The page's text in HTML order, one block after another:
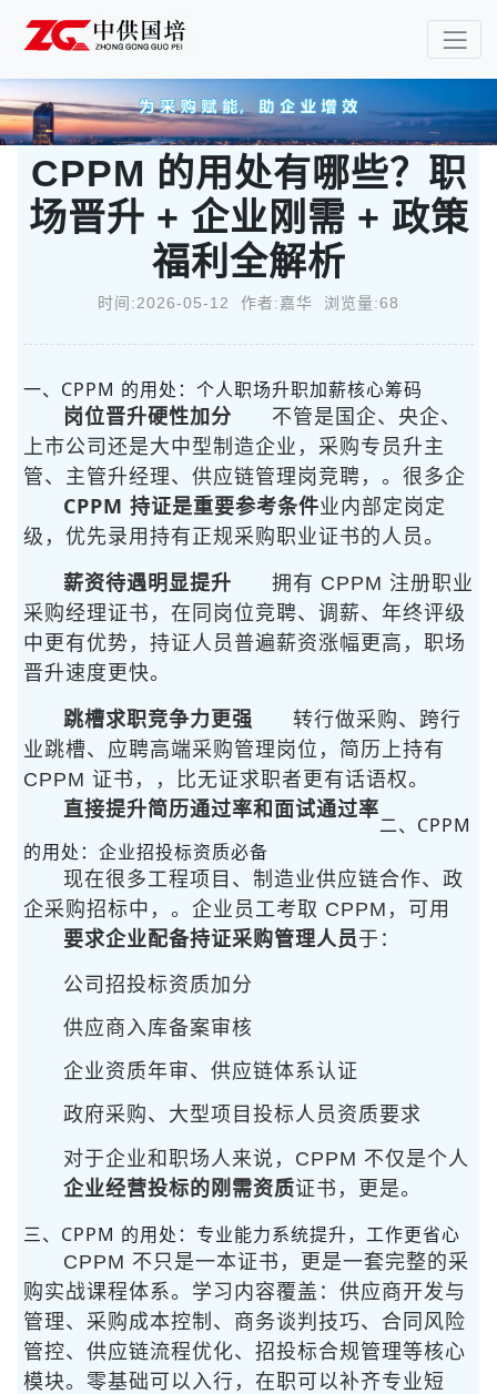
CPPM 的用处有哪些？职
场晋升 + 企业刚需 + 政策
福利全解析
时间:2026-05-12 作者:嘉华 浏览量:68
一、CPPM 的用处：个人职场升职加薪核心筹码
岗位晋升硬性加分
不管是国企、央企、
上市公司还是大中型制造企业，采购专员升主
管、主管升经理、供应链管理岗竞聘，
CPPM 持证是重要参考条件
。很多企
业内部定岗定
级，优先录用持有正规采购职业证书的人员。
薪资待遇明显提升
拥有 CPPM 注册职业
采购经理证书，在同岗位竞聘、调薪、年终评级
中更有优势，持证人员普遍薪资涨幅更高，职场
晋升速度更快。
跳槽求职竞争力更强
转行做采购、跨行
业跳槽、应聘高端采购管理岗位，简历上持有
CPPM 证书，
直接提升简历通过率和面试通过率
，比无证求职者更有话语权。
二、CPPM
的用处：企业招投标资质必备
现在很多工程项目、制造业供应链合作、政
企采购招标中，
要求企业配备持证采购管理人员
。企业员工考取 CPPM，可用
于：
公司招投标资质加分
供应商入库备案审核
企业资质年审、供应链体系认证
政府采购、大型项目投标人员资质要求
对于企业和职场人来说，CPPM 不仅是个人
证书，更是
企业经营投标的刚需资质 。
三、CPPM 的用处：专业能力系统提升，工作更省心
CPPM 不只是一本证书，更是一套完整的采
购实战课程体系。学习内容覆盖：供应商开发与
管理、采购成本控制、商务谈判技巧、合同风险
管控、供应链流程优化、招投标合规管理等核心
模块。零基础可以入行，在职可以补齐专业短